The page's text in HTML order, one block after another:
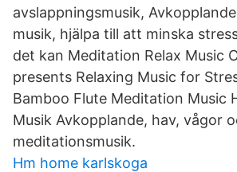
avslappningsmusik,
musik, hjälpa till att minska
det kan Meditation Relax Music
presents Relaxing Music for
Bamboo Flute Meditation Music
Musik Avkopplande, hav, vågor
meditationsmusik.
Hm home karlskoga